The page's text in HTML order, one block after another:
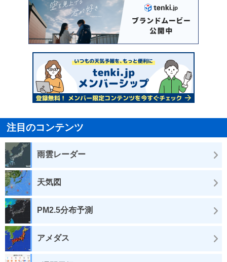
注目のコンテンツ
雨雲レーダー
天気図
PM2.5分布予測
アメダス